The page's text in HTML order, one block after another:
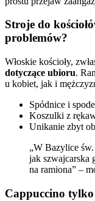
Stroje do
problemów?
Włoskie kościoły,
dotyczące ubioru.
u kobiet, jak i
Spódnice i
Koszulki z
Unikanie zbyt
„W Bazylice
jak szwajcarska
na ramiona” –
Cappuccino